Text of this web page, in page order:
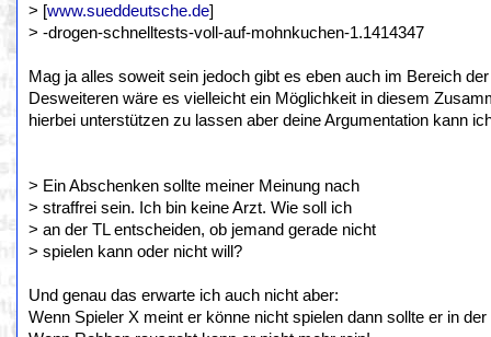
> [www.sueddeutsche.de]
> -drogen-schnelltests-voll-auf-mohnkuchen-1.1414347
Mag ja alles soweit sein jedoch gibt es eben auch im Bereich
Desweiteren wäre es vielleicht ein Möglichkeit in diesem
hierbei unterstützen zu lassen aber deine Argumentation kann
> Ein Abschenken sollte meiner Meinung nach
> straffrei sein. Ich bin keine Arzt. Wie soll ich
> an der TL entscheiden, ob jemand gerade nicht
> spielen kann oder nicht will?
Und genau das erwarte ich auch nicht aber:
Wenn Spieler X meint er könne nicht spielen dann sollte er in